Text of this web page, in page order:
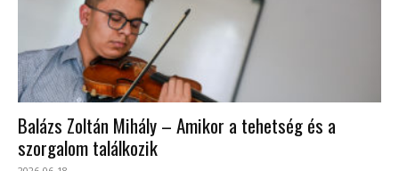
Balázs Zoltán Mihály – Amikor a tehetség és a
szorgalom találkozik